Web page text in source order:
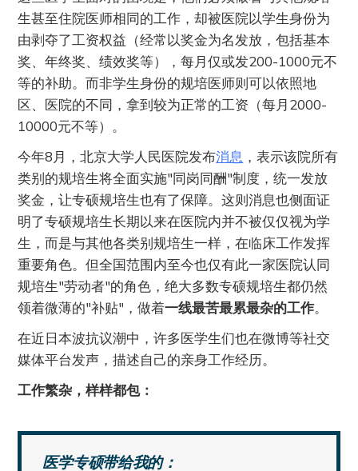
生甚至住院医师相同的工作，却被医院以学生身份为
由剥夺了工资权益（经常以奖金为名发放，包括基本
奖、年终奖、绩效奖等），每月仅或发200-1000元不
等的补助。而非学生身份的规培医师则可以依照地
区、医院的不同，拿到较为正常的工资（每月2000-
10000元不等）。
今年8月，北京大学人民医院发布消息 ，表示该院所有
类别的规培生将全面实施"同岗同酬"制度，统一发放
奖金，让专硕规培生也有了保障。这则消息也侧面证
明了专硕规培生长期以来在医院内并不被仅仅视为学
生，而是与其他各类别规培生一样，在临床工作发挥
重要角色。但全国范围内至今也仅有此一家医院认同
规培生"劳动者"的角色，绝大多数专硕规培生都仍然
领着微薄的"补贴"，做着一线最苦最累最杂的工作。
在近日本波抗议潮中，许多医学生们也在微博等社交
媒体平台发声，描述自己的亲身工作经历。
工作繁杂，样样都包：
医学专硕带给我的：